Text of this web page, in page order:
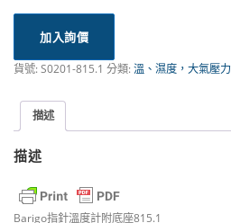
加入詢價
貨號:S0201-815.1 分類:溫、濕度，大氣壓力
描述
描述
Barigo指針溫度計附底座815.1